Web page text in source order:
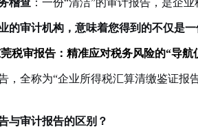
稽查：一份“清洁”的审计报告，是企
的审计机构，意味着您得到的不仅是
税审报告：精准应对税务风险的“导航
，全称为“企业所得税汇算清缴鉴证报
与审计报告的区别？